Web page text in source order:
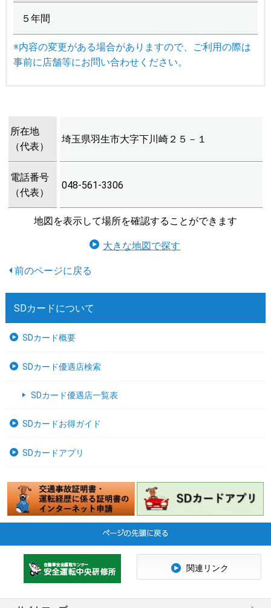
５年間
※内容の変更がある場合がありますので、ご利用の際は
事前に店舗等にお問い合わせください。
所在地
（代表）
埼玉県羽生市大字下川崎２５－１
電話番号
（代表）
048-561-3306
地図を表示して場所を確認することができます
大きな地図で探す
SDカードについて
SDカード概要
SDカード優遇店検索
SDカード優遇店一覧表
SDカードお得ガイド
SDカードアプリ
関連リンク